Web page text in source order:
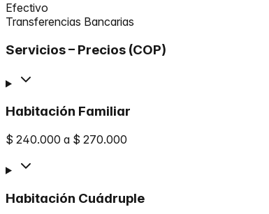
Efectivo
Transferencias Bancarias
Servicios – Precios (COP)
Habitación Familiar
$ 240.000 a $ 270.000
Habitación Cuádruple